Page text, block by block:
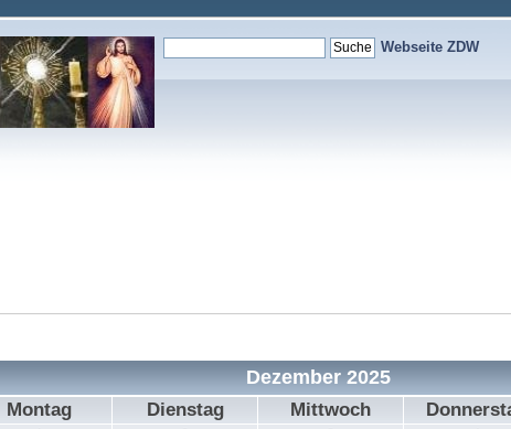
Webseite ZDW
Dezember 2025
Montag Dienstag Mittwoch